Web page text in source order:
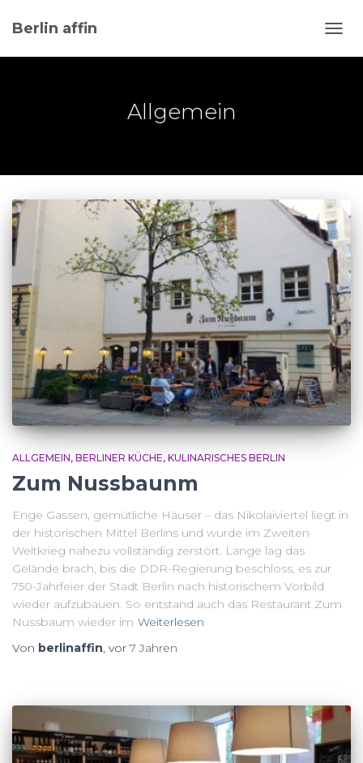
Berlin affin
Allgemein
ALLGEMEIN BERLINER KÜCHE KULINARISCHES BERLIN
Zum Nussbaunm
Enge Gassen, gemütliche Häuser – das Nikolaiviertel liegt in
der historischen Mittel Berlins und wurde im Zweiten
Weltkrieg nahezu vollständig zerstört. Lange lag das
Gelände brach, bis die DDR-Regierung beschloss, es zur
750-Jahrfeier der Stadt Berlin nach historischem Vorbild
wieder aufzubauen. So entstand auch das Restaurant Zum
Nussbaum wieder im Weiterlesen
Von berlinaffin, vor 7 Jahren